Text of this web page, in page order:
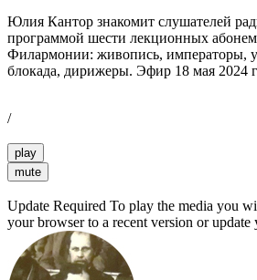
Юлия Кантор знакомит слушателей
программой шести лекционных
Филармонии: живопись, императоры,
блокада, дирижеры. Эфир 18 мая
/
play
mute
Update Required To play the media you
your browser to a recent version or update